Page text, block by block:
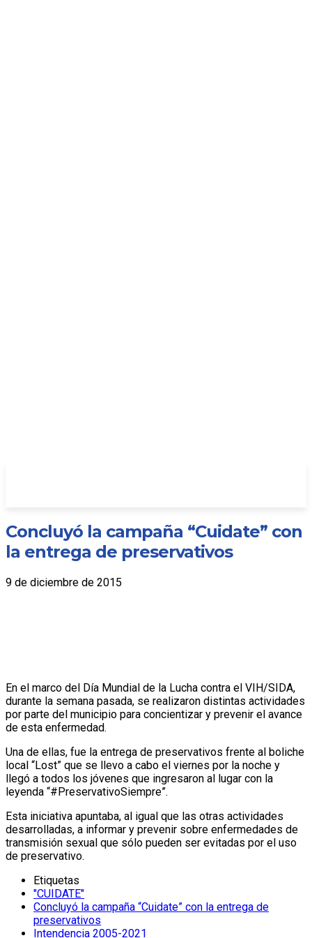
Concluyó la campaña “Cuidate” con
la entrega de preservativos
9 de diciembre de 2015
En el marco del Día Mundial de la Lucha contra el VIH/SIDA,
durante la semana pasada, se realizaron distintas actividades
por parte del municipio para concientizar y prevenir el avance
de esta enfermedad.
Una de ellas, fue la entrega de preservativos frente al boliche
local “Lost” que se llevo a cabo el viernes por la noche y
llegó a todos los jóvenes que ingresaron al lugar con la
leyenda “#PreservativoSiempre”.
Esta iniciativa apuntaba, al igual que las otras actividades
desarrolladas, a informar y prevenir sobre enfermedades de
transmisión sexual que sólo pueden ser evitadas por el uso
de preservativo.
Etiquetas
"CUIDATE"
Concluyó la campaña “Cuidate” con la entrega de
preservativos
Intendencia 2005-2021